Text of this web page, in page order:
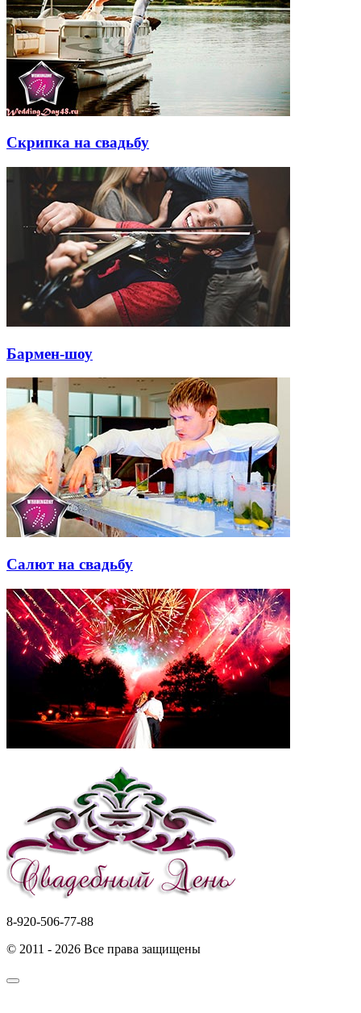
Скрипка на свадьбу
Бармен-шоу
Салют на свадьбу
8-920-506-77-88
© 2011 - 2026 Все права защищены